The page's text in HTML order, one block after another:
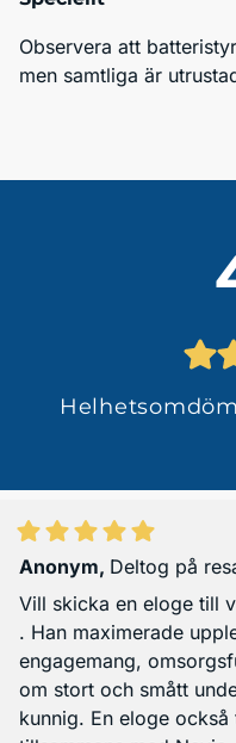
Observera att
men samtliga är
Anonym, Deltog på
Vill skicka en eloge till
. Han maximerade
engagemang,
om stort och smått
kunnig. En eloge